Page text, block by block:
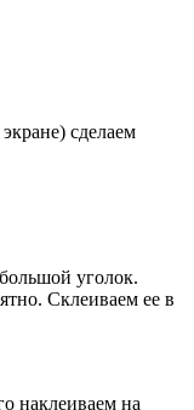
сделаем
уголок.
Склеиваем ее в
наклеиваем на